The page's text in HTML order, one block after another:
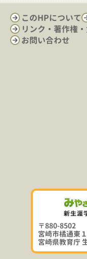
このHPについて
リンク・著作権
お問い合わせ
〒880-8502
宮崎市橘通東
宮崎県教育庁